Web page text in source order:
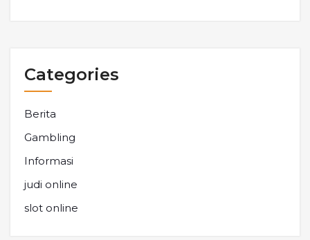
Categories
Berita
Gambling
Informasi
judi online
slot online